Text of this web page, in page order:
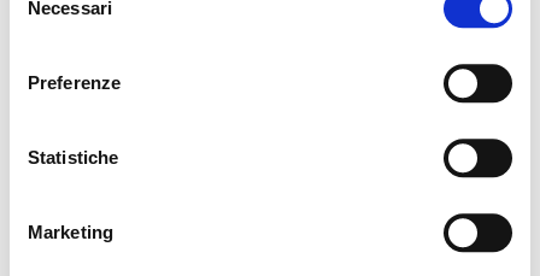
delNecessari
Preferenze
Statistiche
Marketing